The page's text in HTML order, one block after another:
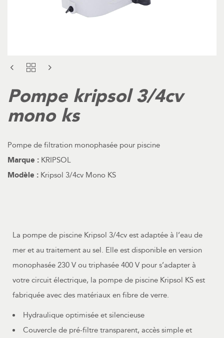
Pompe kripsol 3/4cv
mono ks
Pompe de filtration monophasée pour piscine
Marque : KRIPSOL
Modèle : Kripsol 3/4cv Mono KS
La pompe de piscine Kripsol 3/4cv est adaptée à l’eau de
mer et au traitement au sel. Elle est disponible en version
monophasée 230 V ou triphasée 400 V pour s’adapter à
votre circuit électrique, la pompe de piscine Kripsol KS est
fabriquée avec des matériaux en fibre de verre.
Hydraulique optimisée et silencieuse
Couvercle de pré-filtre transparent, accès simple et